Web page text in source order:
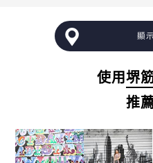
顯
使用堺
推